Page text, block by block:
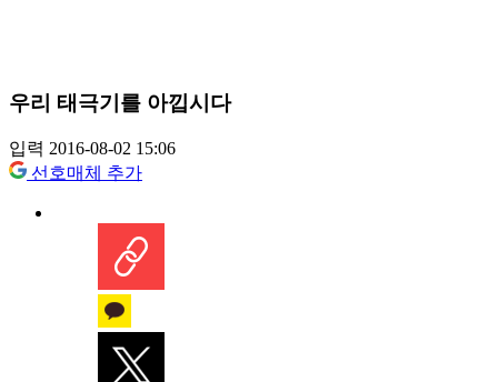
우리 태극기를 아낍시다
입력 2016-08-02 15:06
선호매체 추가